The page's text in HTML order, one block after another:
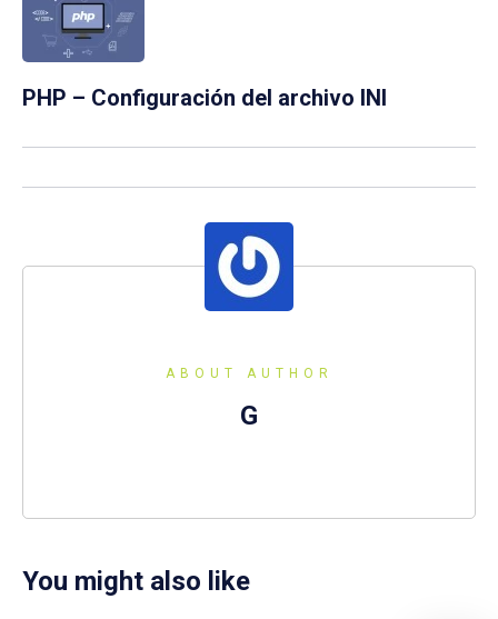
PHP – Configuración del archivo INI
ABOUT AUTHOR
G
You might also like